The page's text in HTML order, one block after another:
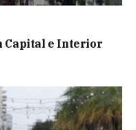
Capital e Interior